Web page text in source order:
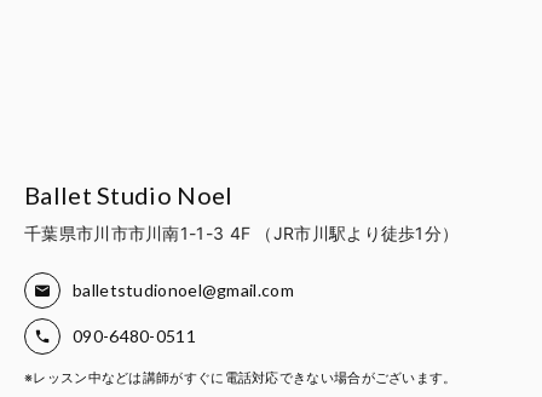
Ballet Studio Noel
千葉県市川市市川南1-1-3 4F （JR市川駅より徒歩1分）
balletstudionoel@gmail.com
090-6480-0511
※レッスン中などは講師がすぐに電話対応できない場合がございます。